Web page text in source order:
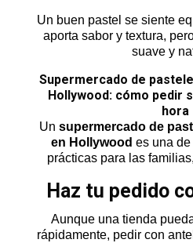
Un buen pastel se siente
aporta sabor y textura,
suave y
Supermercado de
Hollywood: cómo pedir
hora
Un supermercado de
en Hollywood es una
prácticas para las
Haz tu pedido
Aunque una tienda
rápidamente, pedir con